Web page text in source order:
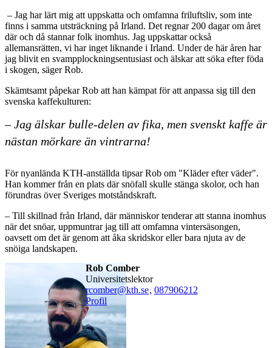
– Jag har lärt mig att uppskatta och omfamna friluftsliv, som inte
finns i samma utsträckning på Irland. Det regnar 200 dagar om året
där och då stannar folk inomhus. Jag uppskattar också
allemansrätten, vi har inget liknande i Irland. Under de här åren har
jag blivit en svampplockningsentusiast och älskar att söka efter föda
i skogen, säger Rob.
Skämtsamt påpekar Rob att han kämpat för att anpassa sig till den
svenska kaffekulturen:
– Jag älskar bulle-delen av fika, men svenskt kaffe är
nästan mörkare än vintrarna!
För nyanlända KTH-anställda tipsar Rob om "Kläder efter väder".
Han kommer från en plats där snöfall skulle stänga skolor, och han
förundras över Sveriges motståndskraft.
– Till skillnad från Irland, där människor tenderar att stanna inomhus
när det snöar, uppmuntrar jag till att omfamna vintersäsongen,
oavsett om det är genom att åka skridskor eller bara njuta av de
snöiga landskapen.
Rob Comber
universitetslektor
rcomber@kth.se, 087906212
Profil